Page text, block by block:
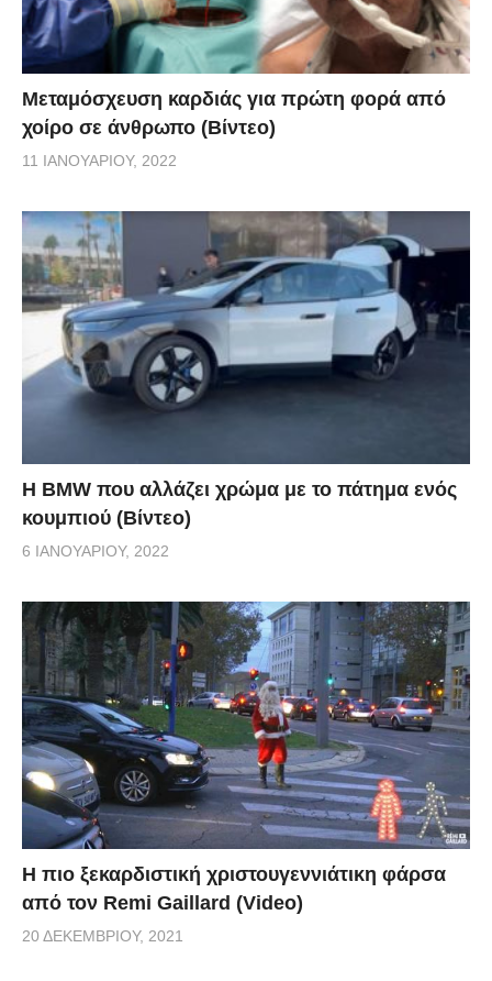
Μεταμόσχευση καρδιάς για πρώτη φορά από
χοίρο σε άνθρωπο (Βίντεο)
11 ΙΑΝΟΥΑΡΊΟΥ, 2022
Η BMW που αλλάζει χρώμα με το πάτημα ενός
κουμπιού (Βίντεο)
6 ΙΑΝΟΥΑΡΊΟΥ, 2022
Η πιο ξεκαρδιστική χριστουγεννιάτικη φάρσα
από τον Remi Gaillard (Video)
20 ΔΕΚΕΜΒΡΊΟΥ, 2021